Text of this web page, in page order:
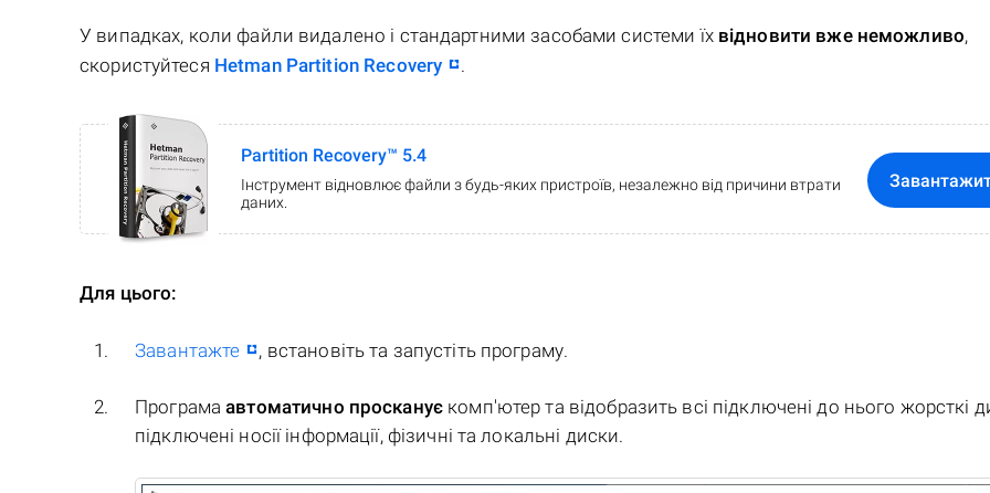
У випадках, коли файли видалено і стандартними засобами системи їх відновити вже неможливо,
скористуйтеся Hetman Partition Recovery .
Partition Recovery™ 5.4
Інструмент відновлює файли з будь-яких пристроїв, незалежно від причини втрати
даних.
Для цього:
Завантажте , встановіть та запустіть програму.
Програмаавтоматично просканує комп'ютер та відобразить всі підключені до нього жорсткі
підключені носії інформації, фізичні та локальні диски.